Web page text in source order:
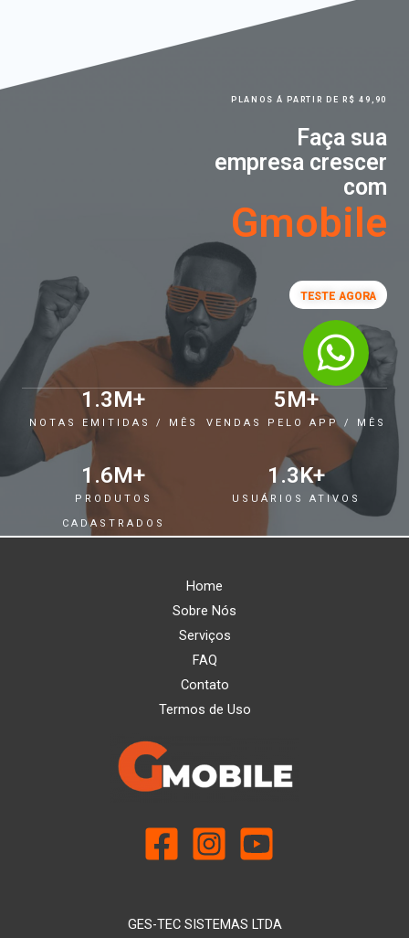
PLANOS Á PARTIR DE R$ 49,90
Faça sua
empresa crescer
com
Gmobile
TESTE AGORA
1.3M+
NOTAS EMITIDAS / MÊS
5M+
VENDAS PELO APP / MÊS
1.6M+
PRODUTOS
CADASTRADOS
1.3K+
USUÁRIOS ATIVOS
Home
Sobre Nós
Serviços
FAQ
Contato
Termos de Uso
GES-TEC SISTEMAS LTDA